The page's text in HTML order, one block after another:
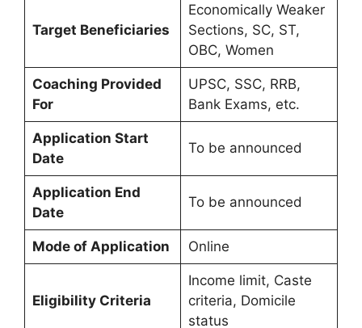
Target Beneficiaries
Economically Weaker
Sections, SC, ST,
OBC, Women
Coaching Provided
For
UPSC, SSC, RRB,
Bank Exams, etc.
Application Start
Date
To be announced
Application End
Date
To be announced
Mode of Application Online
Eligibility Criteria
Income limit, Caste
criteria, Domicile
status